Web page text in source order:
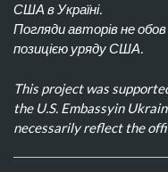
США в Україні.
Погляди авторів не
позицією уряду США.
This project was
the U.S. Embassyin
necessarily reflect the